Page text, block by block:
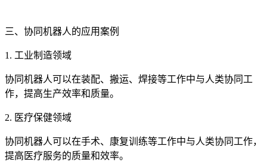
三、协同机器人的应用案例
1. 工业制造领域
协同机器人可以在装配、搬运、焊接等工作中与人类协同工
作，提高生产效率和质量。
2. 医疗保健领域
协同机器人可以在手术、康复训练等工作中与人类协同工作，
提高医疗服务的质量和效率。